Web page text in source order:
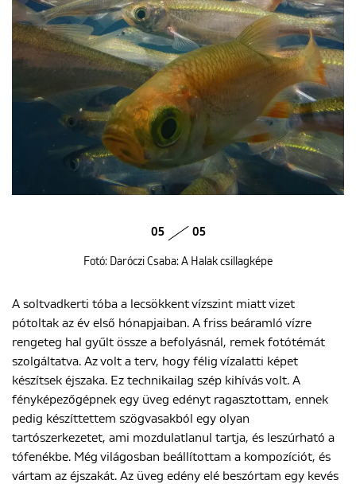
05 05
Fotó: Daróczi Csaba: A Halak csillagképe
A soltvadkerti tóba a lecsökkent vízszint miatt vizet
pótoltak az év első hónapjaiban. A friss beáramló vízre
rengeteg hal gyűlt össze a befolyásnál, remek fotótémát
szolgáltatva. Az volt a terv, hogy félig vízalatti képet
készítsek éjszaka. Ez technikailag szép kihívás volt. A
fényképezőgépnek egy üveg edényt ragasztottam, ennek
pedig készíttettem szögvasakból egy olyan
tartószerkezetet, ami mozdulatlanul tartja, és leszúrható a
tófenékbe. Még világosban beállítottam a kompozíciót, és
vártam az éjszakát. Az üveg edény elé beszórtam egy kevés